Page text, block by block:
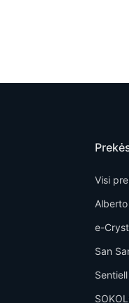
Visi
e-
San
Sentiell